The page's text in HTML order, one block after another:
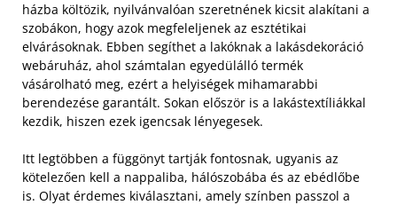
házba költözik, nyilvánvalóan szeretnének kicsit alakítani a
szobákon, hogy azok megfeleljenek az esztétikai
elvárásoknak. Ebben segíthet a lakóknak a lakásdekoráció
webáruház, ahol számtalan egyedülálló termék
vásárolható meg, ezért a helyiségek mihamarabbi
berendezése garantált. Sokan először is a lakástextíliákkal
kezdik, hiszen ezek igencsak lényegesek.
Itt legtöbben a függönyt tartják fontosnak, ugyanis az
kötelezően kell a nappaliba, hálószobába és az ebédlőbe
is. Olyat érdemes kiválasztani, amely színben passzol a